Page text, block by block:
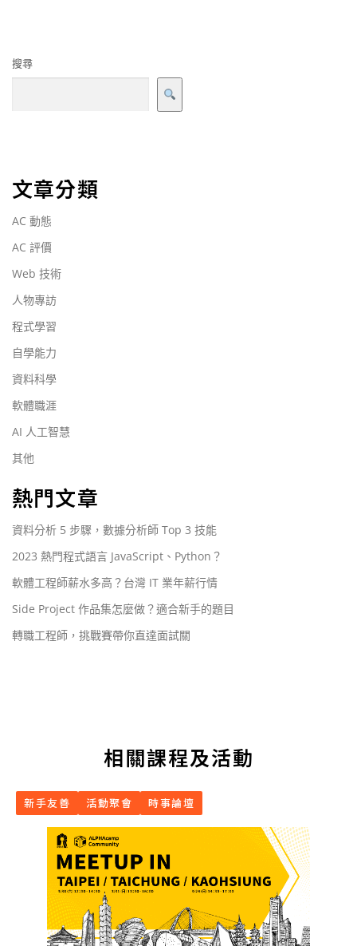
搜尋
文章分類
AC 動態
AC 評價
Web 技術
人物專訪
程式學習
自學能力
資料科學
軟體職涯
AI 人工智慧
其他
熱門文章
資料分析 5 步驟，數據分析師 Top 3 技能
2023 熱門程式語言 JavaScript、Python？
軟體工程師薪水多高？台灣 IT 業年薪行情
Side Project 作品集怎麼做？適合新手的題目
轉職工程師，挑戰賽帶你直達面試關
相關課程及活動
新手友善 活動聚會 時事論壇